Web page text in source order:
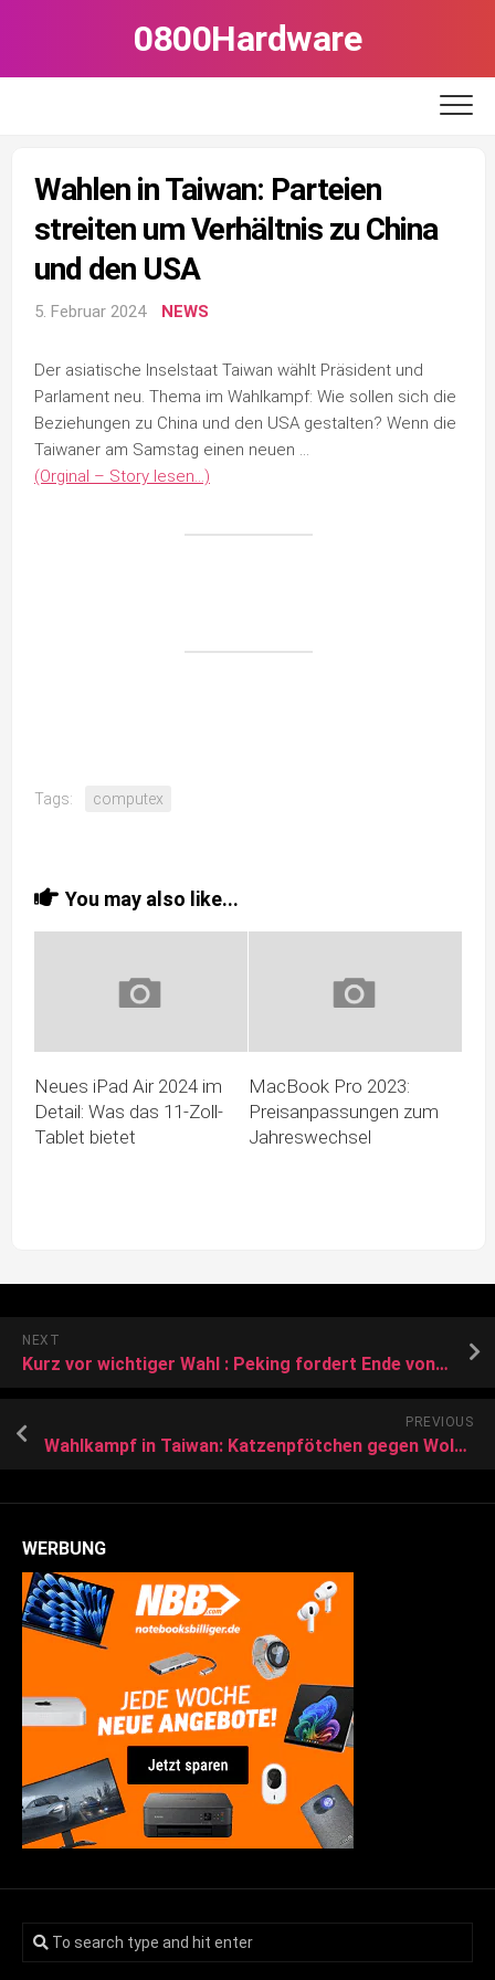
0800Hardware
Wahlen in Taiwan: Parteien
streiten um Verhältnis zu China
und den USA
5. Februar 2024 NEWS
Der asiatische Inselstaat Taiwan wählt Präsident und
Parlament neu. Thema im Wahlkampf: Wie sollen sich die
Beziehungen zu China und den USA gestalten? Wenn die
Taiwaner am Samstag einen neuen …
(Orginal – Story lesen…)
Tags: computex
You may also like...
Neues iPad Air 2024 im
Detail: Was das 11-Zoll-
Tablet bietet
MacBook Pro 2023:
Preisanpassungen zum
Jahreswechsel
NEXT
Kurz vor wichtiger Wahl : Peking fordert Ende von US-Militärhilfen für Taiwan
PREVIOUS
Wahlkampf in Taiwan: Katzenpfötchen gegen Wolfskrieger
WERBUNG